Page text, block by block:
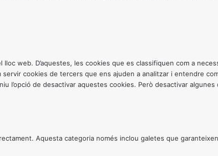
web. D’aquestes, les cookies que es classifiquen com a
cookies de tercers que ens ajuden a analitzar i entendre
l’opció de desactivar aquestes cookies. Però desactivar
Aquesta categoria només inclou galetes que